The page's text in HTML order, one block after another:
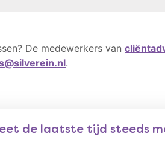
De medewerkers van
.
de laatste tijd steeds